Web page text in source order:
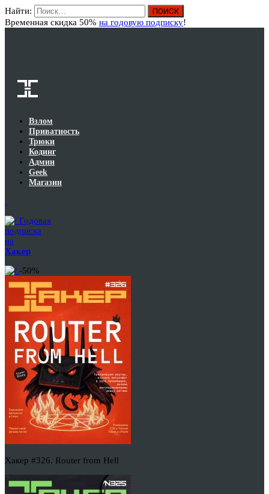
Найти:
Временная скидка 50% на годовую подписку!
Взлом
Приватность
Трюки
Кодинг
Админ
Geek
Магазин
Годовая
подписка
на
Хакер
-50%
Хакер #326. Router from Hell